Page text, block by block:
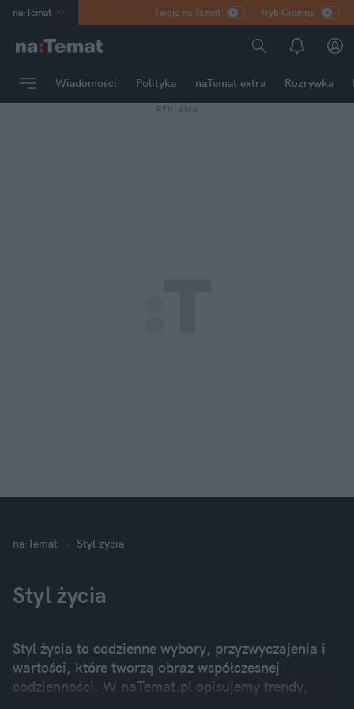
na:Temat
Poland
mama
Twoje na:Temat Tryb Ciemny
Wiadomości Polityka naTemat extra Rozrywka
REKLAMA
na:Temat Styl życia
Styl życia
Styl życia to codzienne wybory, przyzwyczajenia i
wartości, które tworzą obraz współczesnej
codzienności. W naTemat.pl opisujemy trendy,